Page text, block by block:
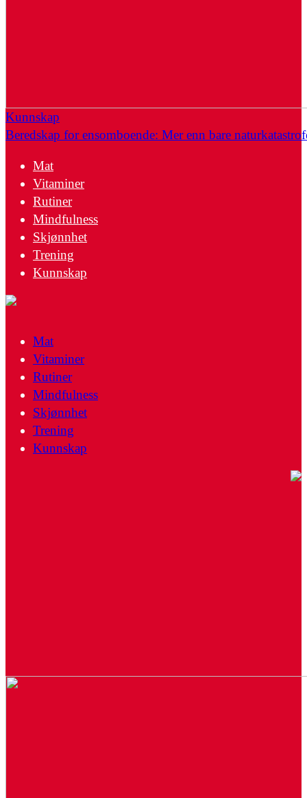
Kunnskap
Beredskap for ensomboende: Mer enn bare
Mat
Vitaminer
Rutiner
Mindfulness
Skjønnhet
Trening
Kunnskap
Mat
Vitaminer
Rutiner
Mindfulness
Skjønnhet
Trening
Kunnskap